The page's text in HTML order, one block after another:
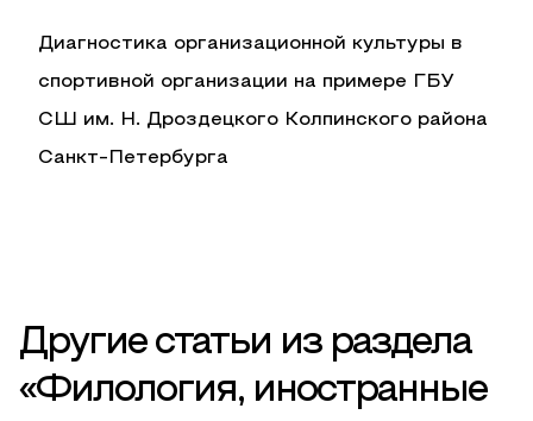
Диагностика организационной культуры в
спортивной организации на примере ГБУ
СШ им. Н. Дроздецкого Колпинского района
Санкт-Петербурга
Другие статьи из раздела
«Филология, иностранные